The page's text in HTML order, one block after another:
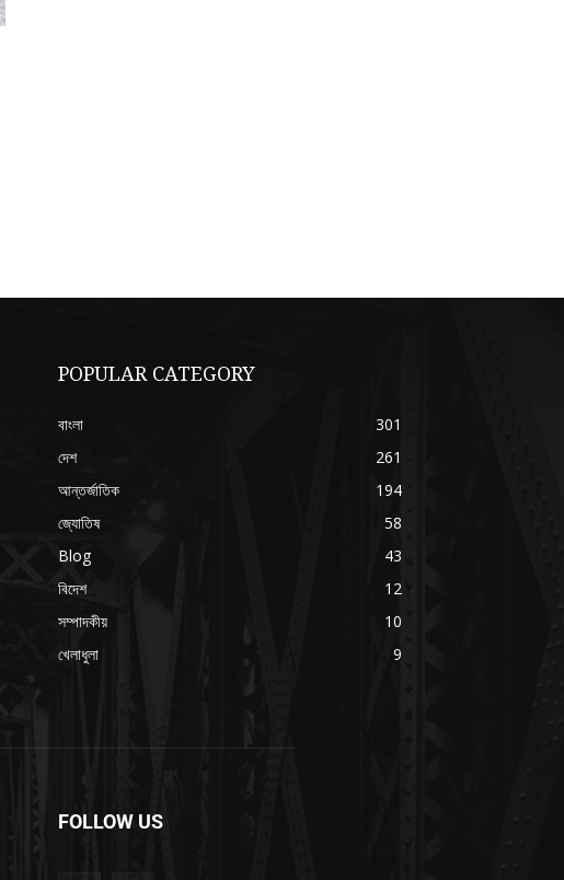
POPULAR CATEGORY
বাংলা
301
দেশ
261
আন্তর্জাতিক
194
জ্যোতিষ
58
Blog
43
বিদেশ
12
সম্পাদকীয়
10
খেলাধুলা
9
FOLLOW US